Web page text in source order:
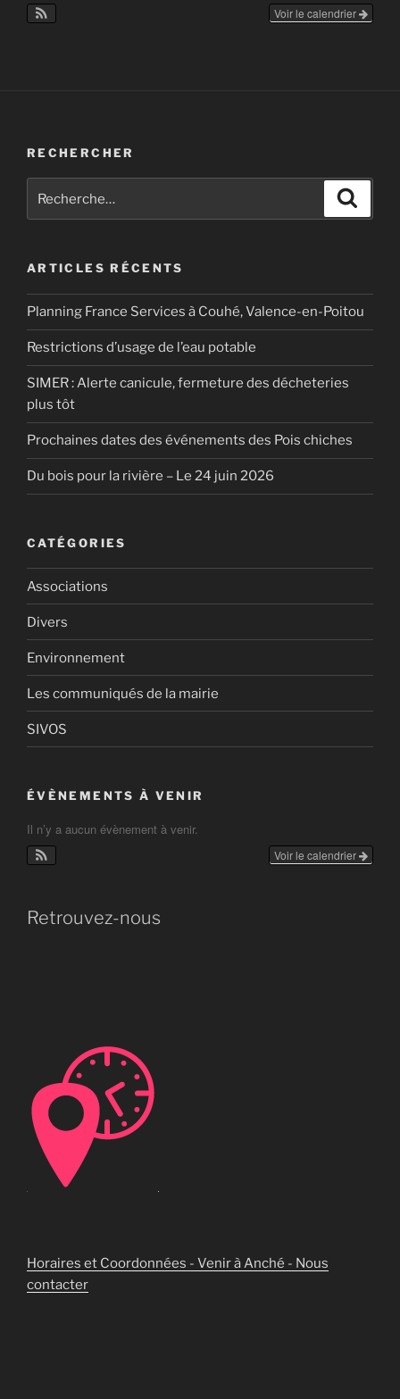
Voir le calendrier
RECHERCHER
pour
ARTICLES RÉCENTS
Planning France Services à Couhé, Valence-en-Poitou
Restrictions d’usage de l’eau potable
SIMER : Alerte canicule, fermeture des décheteries
plus tôt
Prochaines dates des événements des Pois chiches
Du bois pour la rivière – Le 24 juin 2026
CATÉGORIES
Associations
Divers
Environnement
Les communiqués de la mairie
SIVOS
ÉVÈNEMENTS À VENIR
Il n’y a aucun évènement à venir.
Voir le calendrier
Retrouvez-nous
Horaires et Coordonnées - Venir à Anché - Nous
contacter